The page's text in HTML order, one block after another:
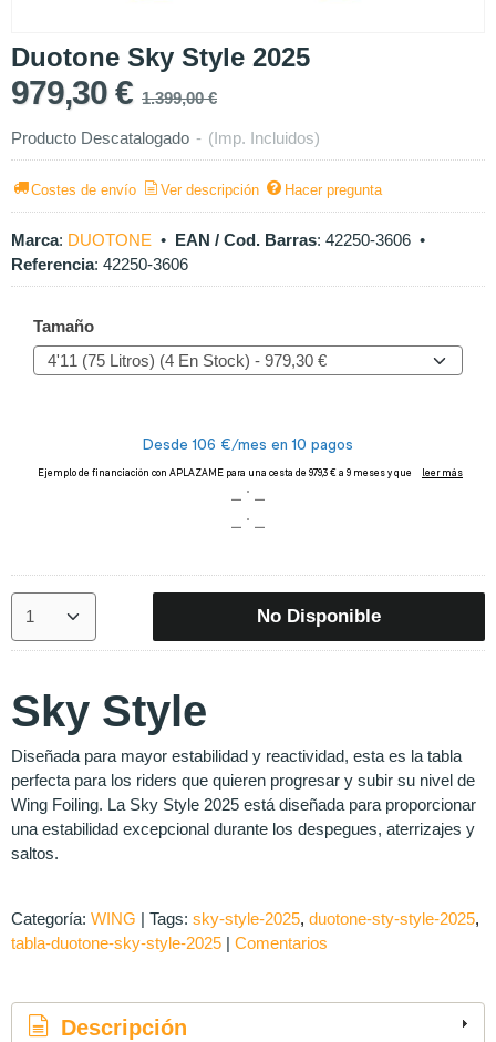
Duotone Sky Style 2025
979,30 € 1.399,00 €
Producto Descatalogado - (Imp. Incluidos)
Costes de envío Ver descripción Hacer pregunta
Marca: DUOTONE • EAN / Cod. Barras: 42250-3606 •
Referencia: 42250-3606
Tamaño
No Disponible
Sky Style
Diseñada para mayor estabilidad y reactividad, esta es la tabla
perfecta para los riders que quieren progresar y subir su nivel de
Wing Foiling. La Sky Style 2025 está diseñada para proporcionar
una estabilidad excepcional durante los despegues, aterrizajes y
saltos.
Categoría: WING | Tags: sky-style-2025 duotone-sty-style-2025
tabla-duotone-sky-style-2025 | Comentarios
Descripción